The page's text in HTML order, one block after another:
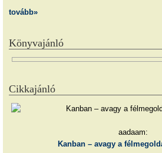
tovább»
Könyvajánló
Cikkajánló
aadaam:
Kanban – avagy a